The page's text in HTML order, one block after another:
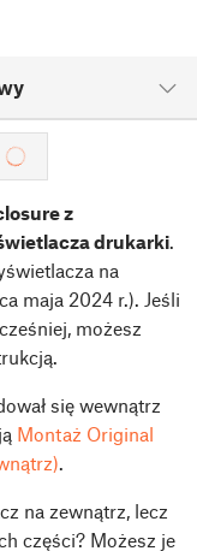
z
drukarki.
na
maja 2024 r.). Jeśli
możesz
się wewnątrz
Montaż Original
.
na zewnątrz, lecz
części? Możesz je